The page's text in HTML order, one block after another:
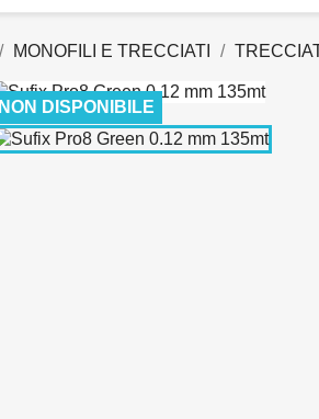
MONOFILI E TRECCIATI
NON DISPONIBILE